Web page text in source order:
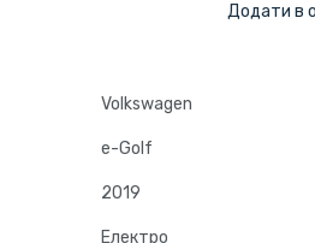
Додати в
Volkswagen
e-Golf
2019
Електро